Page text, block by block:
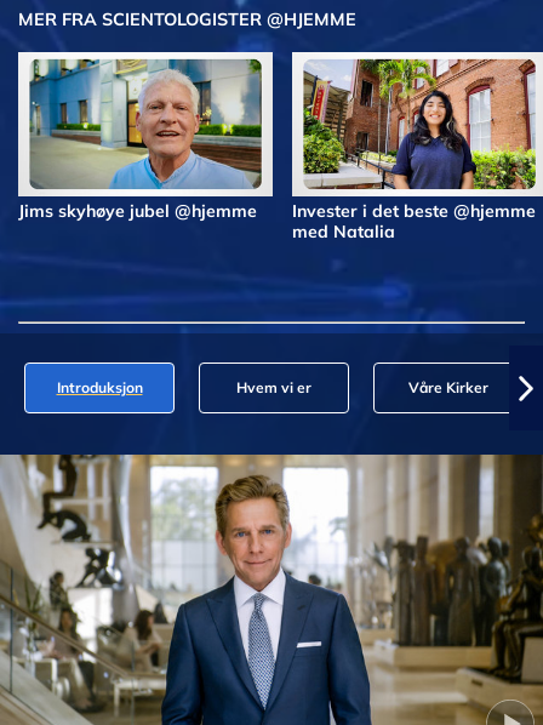
MER FRA SCIENTOLOGISTER @HJEMME
Jims skyhøye jubel @hjemme
Invester i det beste @hjemme
med Natalia
Introduksjon Hvem vi er Våre Kirker